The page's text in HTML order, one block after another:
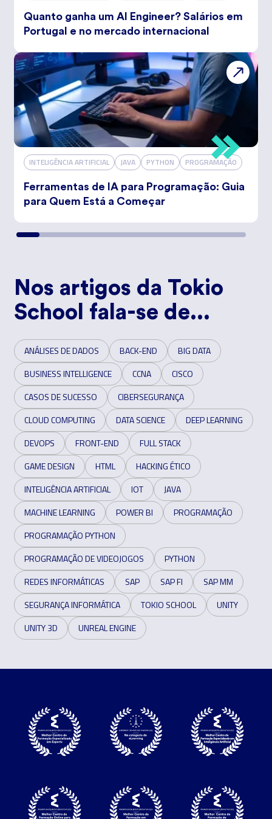
Quanto ganha um AI Engineer? Salários em
Portugal e no mercado internacional
INTELIGÊNCIA ARTIFICIAL JAVA PYTHON PROGRAMAÇÃO
Ferramentas de IA para Programação: Guia
para Quem Está a Começar
Nos artigos da Tokio
School fala-se de...
ANÁLISES DE DADOS BACK-END
BIG DATA
BUSINESS INTELLIGENCE
CCNA
CISCO
CASOS DE SUCESSO
CIBERSEGURANÇA
CLOUD COMPUTING
DATA SCIENCE
DEEP LEARNING
DEVOPS
FRONT-END
FULL STACK
GAME DESIGN
HTML
HACKING ÉTICO
INTELIGÊNCIA ARTIFICIAL
IOT
JAVA
MACHINE LEARNING
POWER BI
PROGRAMAÇÃO
PROGRAMAÇÃO PYTHON
PROGRAMAÇÃO DE VIDEOJOGOS
PYTHON
REDES INFORMÁTICAS
SAP SAP FI
SAP MM
SEGURANÇA INFORMÁTICA
TOKIO SCHOOL
UNITY
UNITY 3D
UNREAL ENGINE